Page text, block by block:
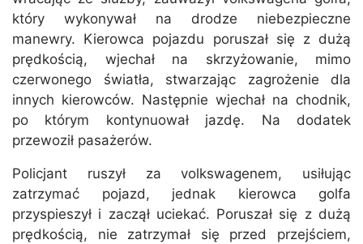
który wykonywał na drodze niebezpieczne
manewry. Kierowca pojazdu poruszał się z dużą
prędkością, wjechał na skrzyżowanie, mimo
czerwonego światła, stwarzając zagrożenie dla
innych kierowców. Następnie wjechał na chodnik,
po którym kontynuował jazdę. Na dodatek
przewoził pasażerów.
Policjant ruszył za volkswagenem, usiłując
zatrzymać pojazd, jednak kierowca golfa
przyspieszył i zaczął uciekać. Poruszał się z dużą
prędkością, nie zatrzymał się przed przejściem,